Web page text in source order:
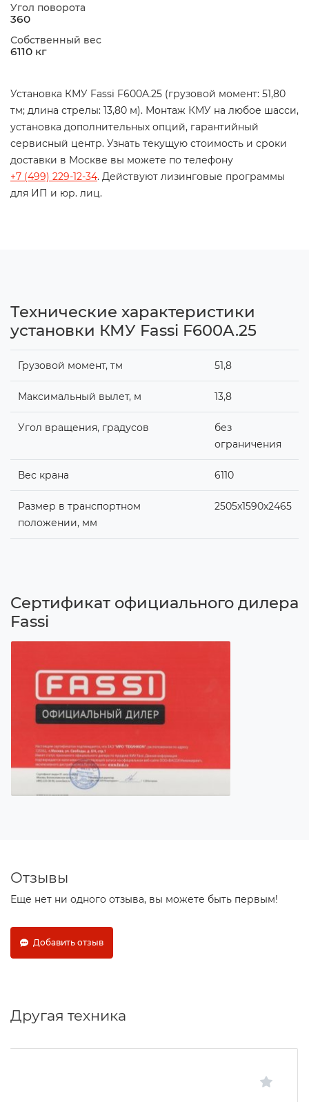
Угол поворота
360
Собственный вес
6110 кг
Установка КМУ Fassi F600A.25 (грузовой момент: 51,80
тм; длина стрелы: 13,80 м). Монтаж КМУ на любое шасси,
установка дополнительных опций, гарантийный
сервисный центр. Узнать текущую стоимость и сроки
доставки в Москве вы можете по телефону
+7 (499) 229-12-34. Действуют лизинговые программы
для ИП и юр. лиц.
Технические характеристики
установки КМУ Fassi F600A.25
Грузовой момент, тм 51,8
Максимальный вылет, м 13,8
Угол вращения, градусов
без
ограничения
Вес крана 6110
Размер в транспортном
положении, мм
2505x1590x2465
Сертификат официального дилера
Fassi
Отзывы
Еще нет ни одного отзыва, вы можете быть первым!
Добавить отзыв
Другая техника